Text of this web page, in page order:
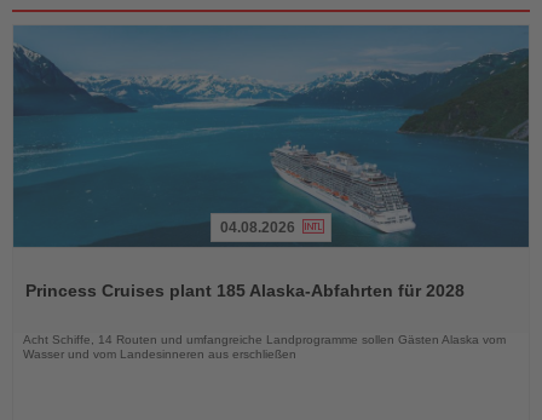
die
04.08.2026
Princess Cruises plant 185 Alaska-Abfahrten für 2028
Acht Schiffe, 14 Routen und umfangreiche Landprogramme sollen Gästen Alaska vom
Wasser und vom Landesinneren aus erschließen